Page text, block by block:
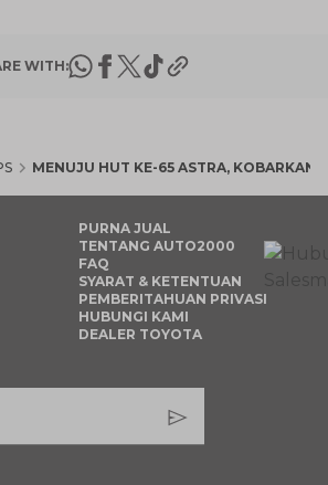
WITH:
MENUJU HUT KE-65 ASTRA, KOBARKAN
PURNA JUAL
TENTANG AUTO2000
FAQ
SYARAT & KETENTUAN
PEMBERITAHUAN PRIVASI
HUBUNGI KAMI
DEALER TOYOTA